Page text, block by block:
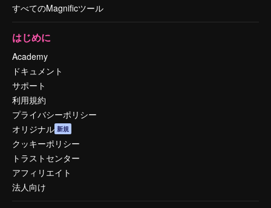
すべてのMagnificツール
はじめに
Academy
ドキュメント
サポート
利用規約
プライバシーポリシー
オリジナル 新規
クッキーポリシー
トラストセンター
アフィリエイト
法人向け